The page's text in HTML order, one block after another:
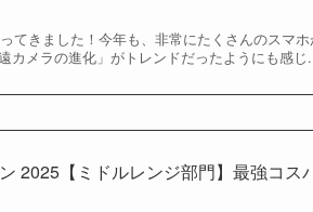
てきました！今年も、非常にたくさんのスマ
カメラの進化」がトレンドだったようにも感じ
2025【ミドルレンジ部門】最強コス